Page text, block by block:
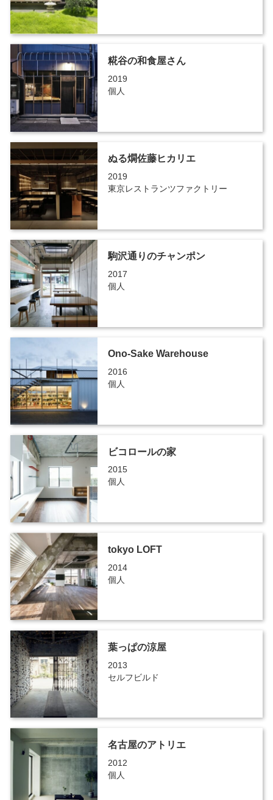
糀谷の和食屋さん
2019
個人
ぬる燗佐藤ヒカリエ
2019
東京レストランツファクトリー
駒沢通りのチャンポン
2017
個人
Ono-Sake Warehouse
2016
個人
ビコロールの家
2015
個人
tokyo LOFT
2014
個人
葉っぱの涼屋
2013
セルフビルド
名古屋のアトリエ
2012
個人